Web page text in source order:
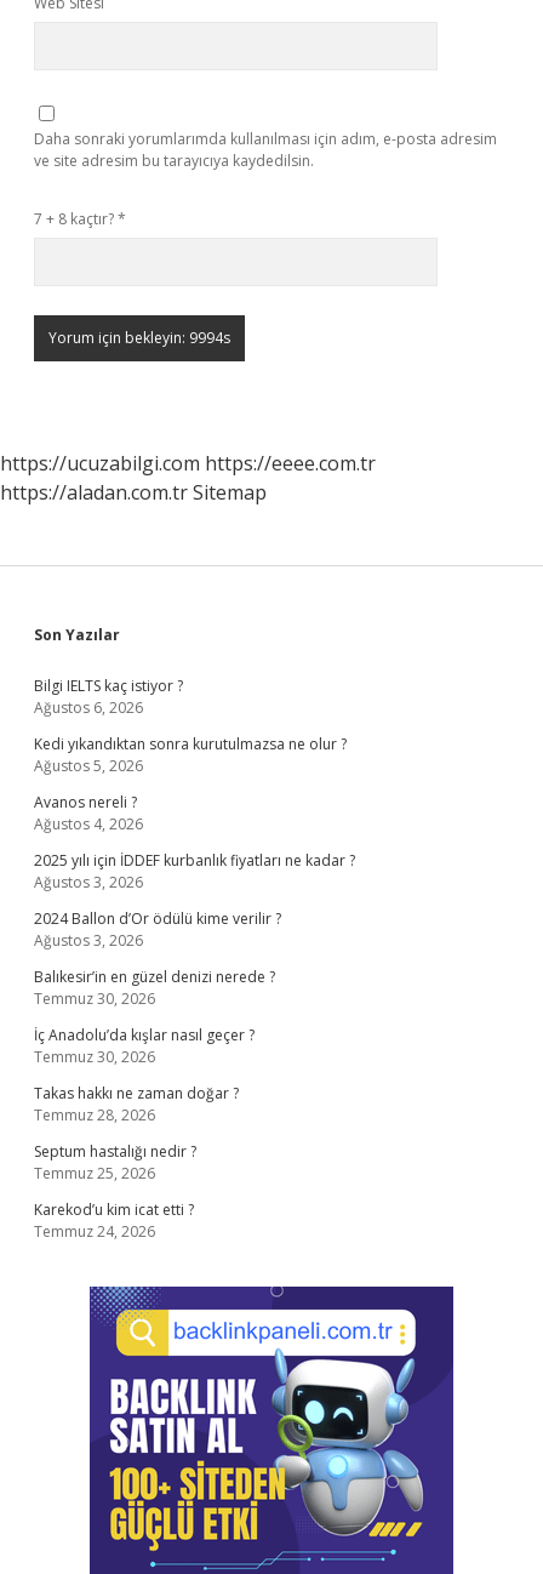
Daha sonraki yorumlarımda kullanılması için adım, e-posta adresim
ve site adresim bu tarayıcıya kaydedilsin.
7 + 8 kaçtır?*
https://ucuzabilgi.com https://eeee.com.tr
https://aladan.com.trSitemap
Sidebar
Son Yazılar
Bilgi IELTS kaç istiyor ?
Ağustos 6, 2026
Kedi yıkandıktan sonra kurutulmazsa ne olur ?
Ağustos 5, 2026
Avanos nereli ?
Ağustos 4, 2026
2025 yılı için İDDEF kurbanlık fiyatları ne kadar ?
Ağustos 3, 2026
2024 Ballon d’Or ödülü kime verilir ?
Ağustos 3, 2026
Balıkesir’in en güzel denizi nerede ?
Temmuz 30, 2026
İç Anadolu’da kışlar nasıl geçer ?
Temmuz 30, 2026
Takas hakkı ne zaman doğar ?
Temmuz 28, 2026
Septum hastalığı nedir ?
Temmuz 25, 2026
Karekod’u kim icat etti ?
Temmuz 24, 2026